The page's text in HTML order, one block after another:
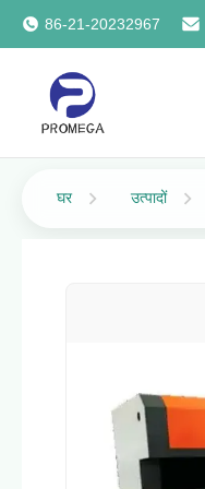
86-21-20232967
घर उत्पादों